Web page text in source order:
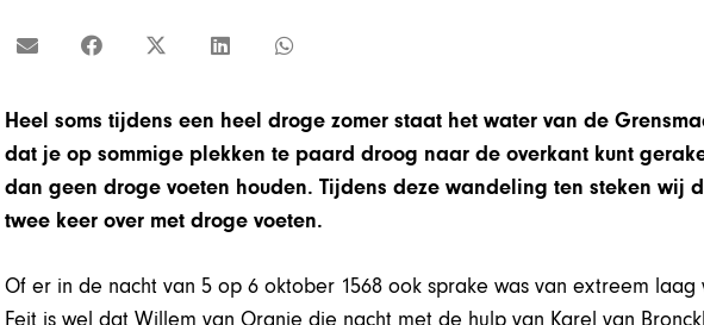
Heel soms tijdens een heel droge zomer staat het water van de
dat je op sommige plekken te paard droog naar de overkant kunt
dan geen droge voeten houden. Tijdens deze wandeling ten steken wij
twee keer over met droge voeten.
Of er in de nacht van 5 op 6 oktober 1568 ook sprake was van extreem laag
Feit is wel dat Willem van Oranje die nacht met de hulp van Karel van